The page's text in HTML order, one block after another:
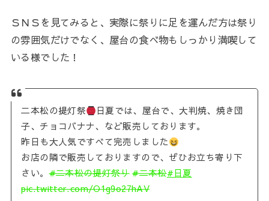
ＳＮＳを見てみると、実際に祭りに足を運んだ方は祭り
の雰囲気だけでなく、屋台の食べ物もしっかり満喫して
いる様でした！
二本松の提灯祭
日夏では、屋台で、大判焼、焼き団
子、チョコバナナ、など販売しております。
昨日も大人気ですべて完売しました
お店の隣で販売しておりますので、ぜひお立ち寄り下
さい。#二本松の提灯祭り #二本松#日夏
pic.twitter.com/O1g9o27hAV